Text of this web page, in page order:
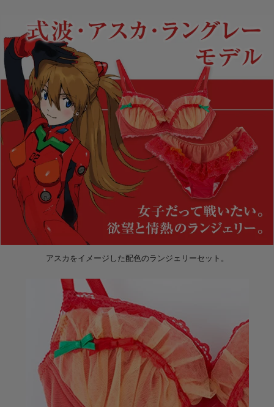
アスカをイメージした配色のランジェリーセット。